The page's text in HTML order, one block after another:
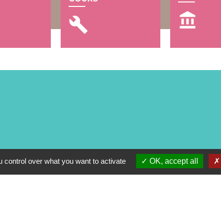
build account_balance
over what you want to activate OK, accept all